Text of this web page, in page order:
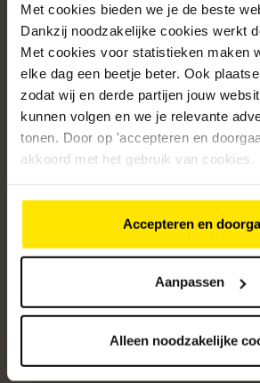
Met cookies bieden we je de beste
Dankzij noodzakelijke cookies werkt
Met cookies voor statistieken maken
elke dag een beetje beter. Ook
zodat wij en derde partijen jouw
kunnen volgen en we je relevante
tonen. Door op 'accepteren en
akkoord met het gebruik van cookies.
Accepteren en
Aanpassen
Alleen noodzakelijke
Populaire categorieën
Onze service
Klantenservice
Over ons
4.8 /5
Altijd op de hoogte van onze
Ontvang de beste aanbiedingen en
Aanmelden